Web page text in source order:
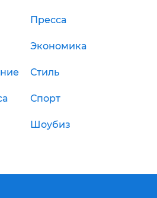
Пресса
Экономика
Стиль
Спорт
Шоубиз